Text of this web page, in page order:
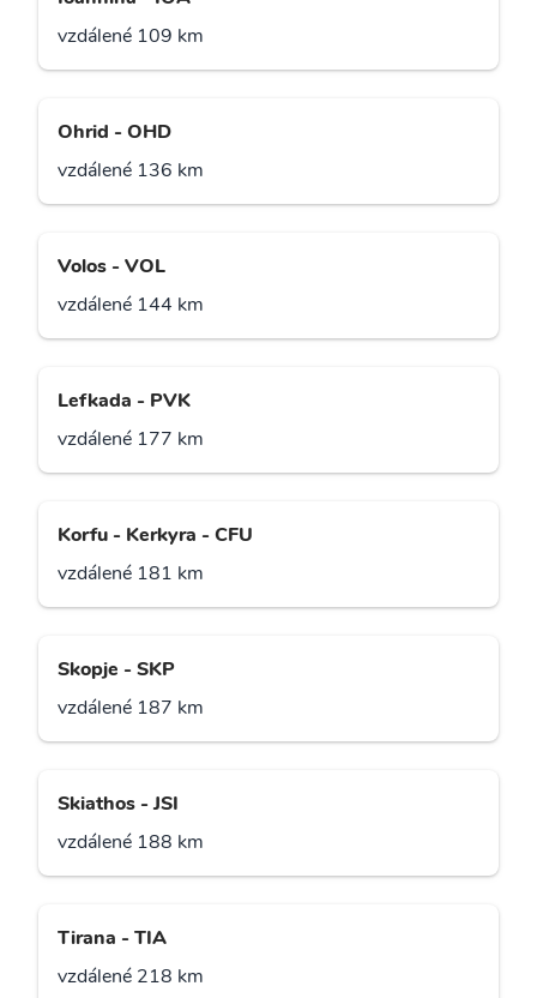
vzdálené 109 km
Ohrid - OHD
vzdálené 136 km
Volos - VOL
vzdálené 144 km
Lefkada - PVK
vzdálené 177 km
Korfu - Kerkyra - CFU
vzdálené 181 km
Skopje - SKP
vzdálené 187 km
Skiathos - JSI
vzdálené 188 km
Tirana - TIA
vzdálené 218 km